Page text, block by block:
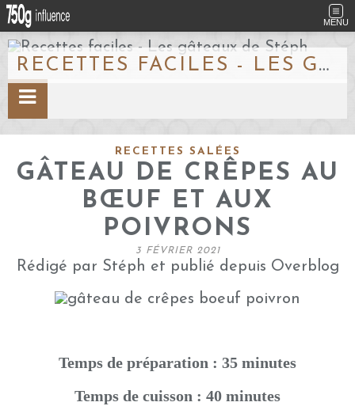
MENU
RECETTES FACILES - LES GÂTEAUX DE STÉPH
RECETTES SALÉES
GÂTEAU DE CRÊPES AU
BŒUF ET AUX
POIVRONS
3 FÉVRIER 2021
Rédigé par Stéph et publié depuis Overblog
Temps de préparation : 35 minutes
Temps de cuisson : 40 minutes